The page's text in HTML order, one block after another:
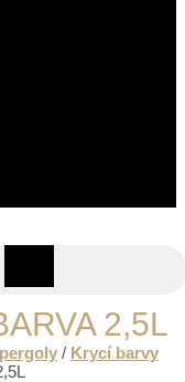
2,5L
/ Krycí barvy